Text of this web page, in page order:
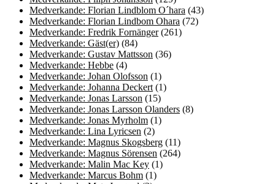
Medverkande: Florian Lindblom O´hara (43)
Medverkande: Florian Lindbom Ohara (72)
Medverkande: Fredrik Fornänger(261)
Medverkande: Gäst(er) (84)
Medverkande: Gustav Mattsson (36)
Medverkande: Hebbe (4)
Medverkande: Johan Olofsson (1)
Medverkande: Johanna Deckert (1)
Medverkande: Jonas Larsson (15)
Medverkande: Jonas Larsson Olanders (8)
Medverkande: Jonas Myrholm (1)
Medverkande: Lina Lyricsen (2)
Medverkande: Magnus Skogsberg (11)
Medverkande: Magnus Sörensen (264)
Medverkande: Malin Mac Key (1)
Medverkande: Marcus Bohm (1)